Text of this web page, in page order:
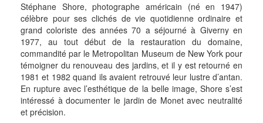
Stéphane Shore, photographe américain (né en 1947)
célèbre pour ses clichés de vie quotidienne ordinaire et
grand coloriste des années 70 a séjourné à Giverny en
1977, au tout début de la restauration du domaine,
commandité par le Metropolitan Museum de New York pour
témoigner du renouveau des jardins, et il y est retourné en
1981 et 1982 quand ils avaient retrouvé leur lustre d’antan.
En rupture avec l’esthétique de la belle image, Shore s’est
intéressé à documenter le jardin de Monet avec neutralité
et précision.